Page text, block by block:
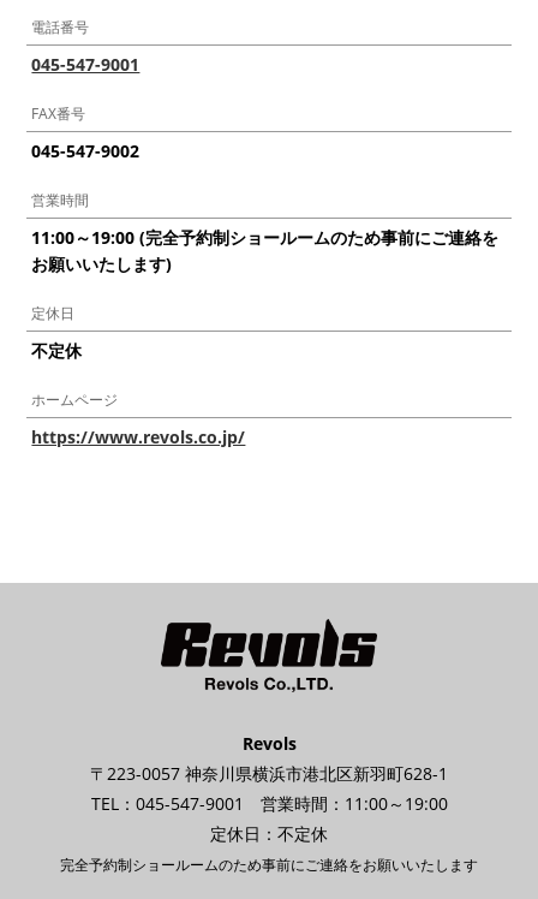
電話番号
045-547-9001
FAX番号
045-547-9002
営業時間
11:00～19:00 (完全予約制ショールームのため事前にご連絡を
お願いいたします)
定休日
不定休
ホームページ
https://www.revols.co.jp/
Revols
〒223-0057 神奈川県横浜市港北区新羽町628-1
TEL：045-547-9001 営業時間：11:00～19:00
定休日：不定休
完全予約制ショールームのため事前にご連絡をお願いいたします